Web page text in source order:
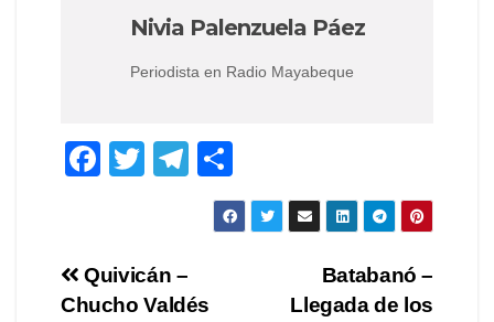
Nivia Palenzuela Páez
Periodista en Radio Mayabeque
F
e
b
T
er
T
el
a
o
m
Navegación
Batabanó –
Llegada de los
Quivicán –
Chucho Valdés